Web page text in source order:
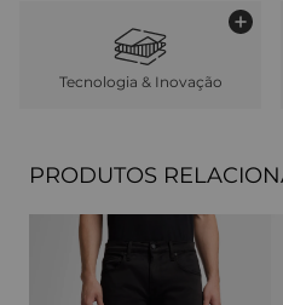
Tecnologia & Inovação
PRODUTOS